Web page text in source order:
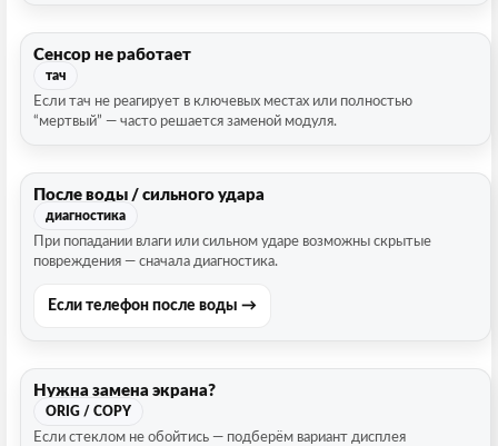
Сенсор не работает
тач
Если тач не реагирует в ключевых местах или полностью
“мертвый” — часто решается заменой модуля.
После воды / сильного удара
диагностика
При попадании влаги или сильном ударе возможны скрытые
повреждения — сначала диагностика.
Если телефон после воды →
Нужна замена экрана?
ORIG / COPY
Если стеклом не обойтись — подберём вариант дисплея